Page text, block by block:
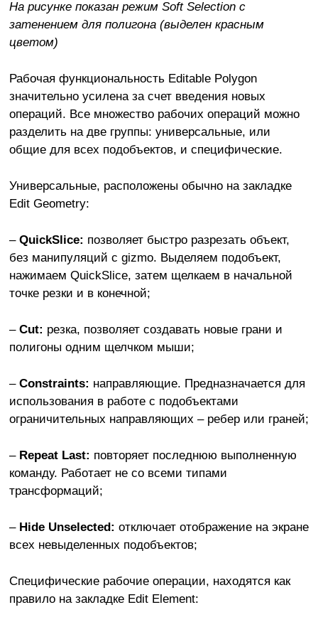
На рисунке показан режим Soft Selection с
затенением для полигона (выделен красным
цветом)
Рабочая функциональность Editable Polygon
значительно усилена за счет введения новых
операций. Все множество рабочих операций можно
разделить на две группы: универсальные, или
общие для всех подобъектов, и специфические.
Универсальные, расположены обычно на закладке
Edit Geometry:
– QuickSlice: позволяет быстро разрезать объект,
без манипуляций с gizmo. Выделяем подобъект,
нажимаем QuickSlice, затем щелкаем в начальной
точке резки и в конечной;
– Cut: резка, позволяет создавать новые грани и
полигоны одним щелчком мыши;
– Constraints: направляющие. Предназначается для
использования в работе с подобъектами
ограничительных направляющих – ребер или граней;
– Repeat Last: повторяет последнюю выполненную
команду. Работает не со всеми типами
трансформаций;
– Hide Unselected: отключает отображение на экране
всех невыделенных подобъектов;
Специфические рабочие операции, находятся как
правило на закладке Edit Element: